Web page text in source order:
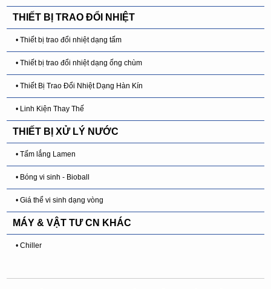
THIẾT BỊ TRAO ĐỔI NHIỆT
• Thiết bị trao đổi nhiệt dạng tấm
• Thiết bị trao đổi nhiệt dạng ống chùm
• Thiết Bị Trao Đổi Nhiệt Dạng Hàn Kín
• Linh Kiện Thay Thế
THIẾT BỊ XỬ LÝ NƯỚC
• Tấm lắng Lamen
• Bóng vi sinh - Bioball
• Giá thể vi sinh dạng vòng
MÁY & VẬT TƯ CN KHÁC
• Chiller